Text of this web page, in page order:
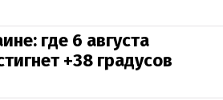
где 6 августа
+38 градусов